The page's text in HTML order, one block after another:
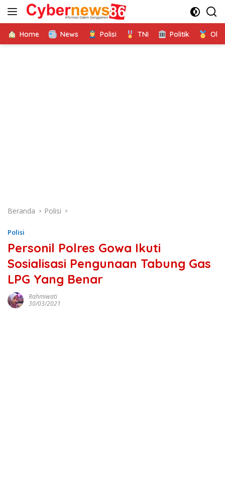
Langsung
Home News Polisi TNI Politik
Beranda Polisi
Polisi
Personil Polres Gowa Ikuti
Sosialisasi Pengunaan Tabung Gas
LPG Yang Benar
Rahmiwati
30/03/2021